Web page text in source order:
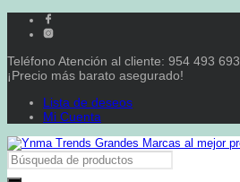
Teléfono Atención al cliente: 954 493 693
¡Precio más barato asegurado!
Lista de deseos
Mi Cuenta